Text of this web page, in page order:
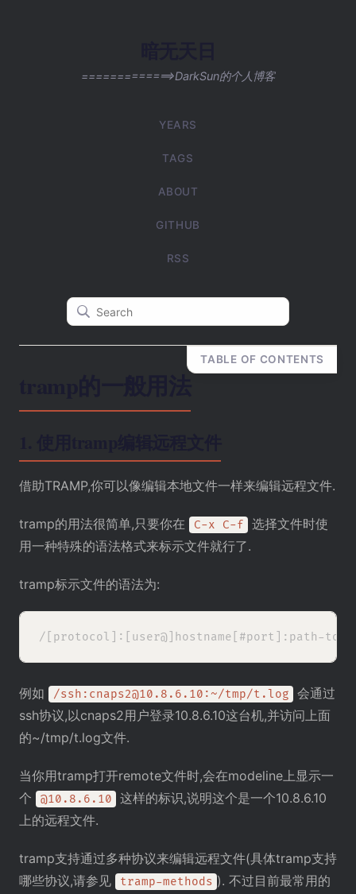
=============>DarkSun的个人博客
YEARS
TAGS
ABOUT
GITHUB
RSS
TABLE OF CONTENTS
借助TRAMP,你可以像编辑本地文件一样来编辑远程文件.
tramp的用法很简单,只要你在 C-x C-f
选择文件时使
用一种特殊的语法格式来标示文件就行了.
tramp标示文件的语法为:
例如 /ssh:cnaps2@10.8.6.10:~/tmp/t.log
会通过
ssh协议,以cnaps2用户登录10.8.6.10这台机,并访问上面
的~/tmp/t.log文件.
当你用tramp打开remote文件时,会在modeline上显示一
个
@10.8.6.10
这样的标识,说明这个是一个10.8.6.10
上的远程文件.
tramp支持通过多种协议来编辑远程文件(具体tramp支持
哪些协议,请参见
tramp-methods ). 不过目前最常用的